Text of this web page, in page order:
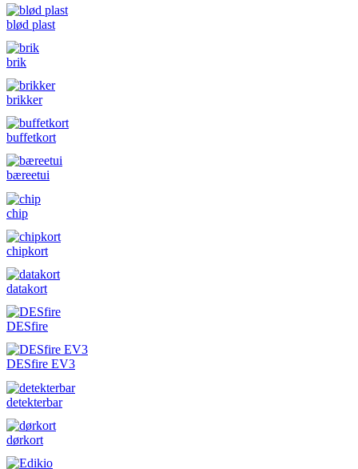
blød plast
brik
brikker
buffetkort
bæreetui
chip
chipkort
datakort
DESfire
DESfire EV3
detekterbar
dørkort